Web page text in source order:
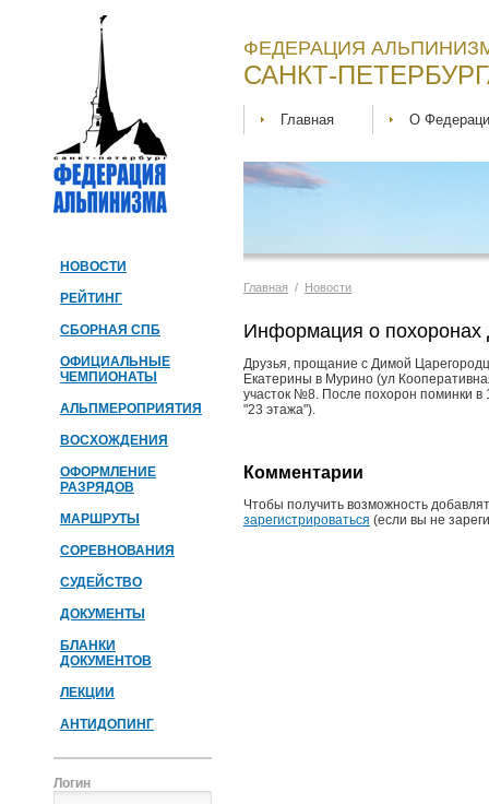
НОВОСТИ
РЕЙТИНГ
СБОРНАЯ СПБ
ОФИЦИАЛЬНЫЕ
ЧЕМПИОНАТЫ
АЛЬПМЕРОПРИЯТИЯ
ВОСХОЖДЕНИЯ
ОФОРМЛЕНИЕ
РАЗРЯДОВ
МАРШРУТЫ
СОРЕВНОВАНИЯ
СУДЕЙСТВО
ДОКУМЕНТЫ
БЛАНКИ
ДОКУМЕНТОВ
ЛЕКЦИИ
АНТИДОПИНГ
Логин
ФЕДЕРАЦИЯ
САНКТ-
Главная О
Главная / Новости
Информация о похоронах
Друзья, прощание с Димой
Екатерины в Мурино (ул
участок №8. После похорон поминки в
"23 этажа").
Комментарии
Чтобы получить возможность
зарегистрироваться (если вы не